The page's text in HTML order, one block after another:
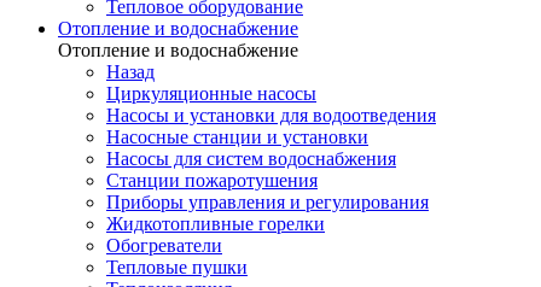
Тепловое оборудование
Отопление и водоснабжение
Отопление и водоснабжение
Назад
Циркуляционные насосы
Насосы и установки для водоотведения
Насосные станции и установки
Насосы для систем водоснабжения
Станции пожаротушения
Приборы управления и регулирования
Жидкотопливные горелки
Обогреватели
Тепловые пушки